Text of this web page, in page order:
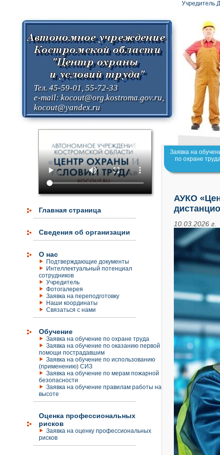
Учредитель
Тел. 45-59-01, 55-72-33
e-mail:kocout@org.kostroma.gov.ru,
kocout@yandex.ru
Главная страница
Сведения об организации
О нас
Подтверждающие документы
Интеллектуальный потенциал
сотрудников
Учредитель
Фотогалерея
Заявка на переподготовку
Наши координаты
Связаться с нами
Обучение
Заявка на обучение по охране труда
Заявка на обучение по оказанию первой
помощи пострадавшим
Заявка на обучение по использованию
(применению) СИЗ
Заявка на обучение по мерам пожарной
безопасности
Заявка на обучение правилам работы на
высоте
Оценка профессиональных
рисков
Заявка на оценку профессиональных
рисков
Заявка на
по охране
АУКО
10.03.2026 г.